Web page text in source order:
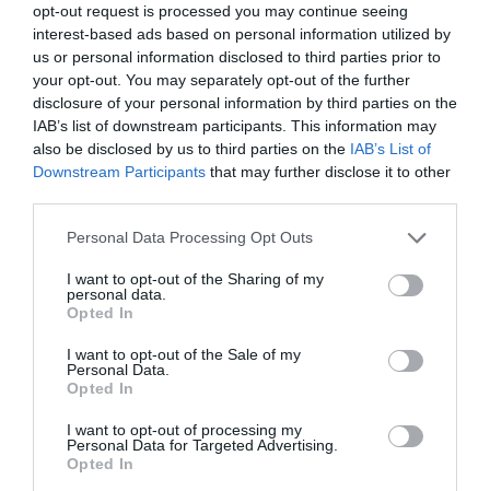
opt-out request is processed you may continue seeing
interest-based ads based on personal information utilized by
us or personal information disclosed to third parties prior to
your opt-out. You may separately opt-out of the further
disclosure of your personal information by third parties on the
IAB’s list of downstream participants. This information may
also be disclosed by us to third parties on the IAB’s List of
Downstream Participants that may further disclose it to other
Personal Data Processing Opt Outs
I want to opt-out of the Sharing of my
personal data.
Opted In
I want to opt-out of the Sale of my
Personal Data.
Opted In
I want to opt-out of processing my
Personal Data for Targeted Advertising.
Opted In
O «Οιδίποδας» του
Ρόμπερτ Άικ ξανά
στη Στέγη – Με τους
Νίκο Κουρή & Μαρία
Θεοδώρα,
Αυτοκράτειρα του
Βυζαντίου: Η νέα
ελληνική όπερα του
στο θέατρο
Μακμπέθ, της
Κατερίνας
32οι Πλοές – Το